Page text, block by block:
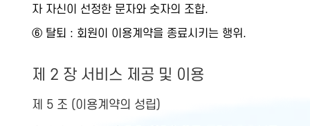
자 자신이 선정한 문자와 숫자의 조합.
⑥ 탈퇴 : 회원이 이용계약을 종료시키는 행위.
제 2 장 서비스 제공 및 이용
제 5 조 (이용계약의 성립)